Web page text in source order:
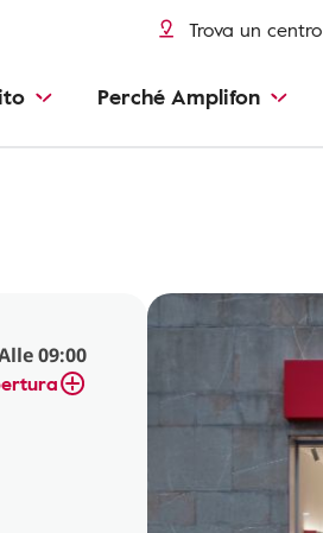
Trova un centro
Perché Amplifon
09:00